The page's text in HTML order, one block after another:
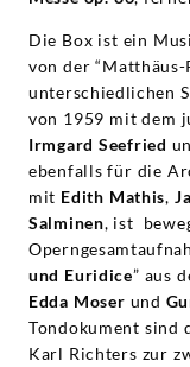
Die Box ist ein
von der
unterschiedlichen
von 1959 mit dem
Irmgard Seefried
ebenfalls für die
mit Edith Mathis,
Salminen, ist
und Euridice” aus
Edda Moser und
Tondokument sind
Karl Richters zur